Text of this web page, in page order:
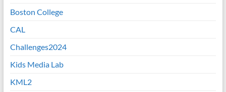
Boston College
CAL
Challenges2024
Kids Media Lab
KML2